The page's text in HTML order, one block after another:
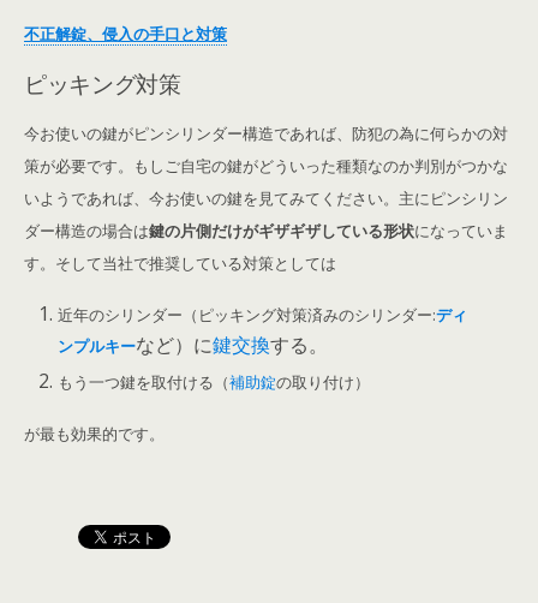
不正解錠、侵入の手口と対策
ピッキング対策
今お使いの鍵がピンシリンダー構造であれば、防犯の為に何らかの対
策が必要です。もしご自宅の鍵がどういった種類なのか判別がつかな
いようであれば、今お使いの鍵を見てみてください。主にピンシリン
ダー構造の場合は鍵の片側だけがギザギザしている形状になっていま
す。そして当社で推奨している対策としては
近年のシリンダー（ピッキング対策済みのシリンダー:ディ
ンプルキーなど）に鍵交換する。
もう一つ鍵を取付ける（補助錠の取り付け）
が最も効果的です。